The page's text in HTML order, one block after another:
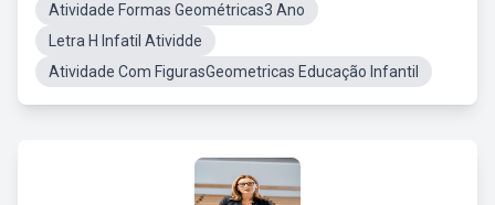
Atividade Formas Geométricas3 Ano
Letra H Infatil Atividde
Atividade Com FigurasGeometricas Educação Infantil